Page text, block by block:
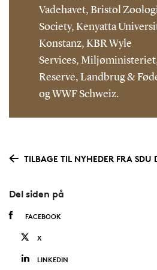
Vadehavet, Bristol
Society, Kenyatta
Konstanz, KBR Wyle
Services,
Reserve, Landbrug &
og WWF Schweiz.
TILBAGE TIL NYHEDER FRA SDU
Del siden på
FACEBOOK
X
LINKEDIN